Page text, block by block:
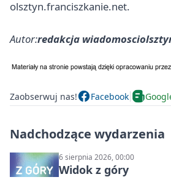
olsztyn.franciszkanie.net.
Autor:redakcja
Zaobserwuj nas! Facebook
Nadchodzące wydarzenia
6 sierpnia 2026, 00:00
Widok z góry